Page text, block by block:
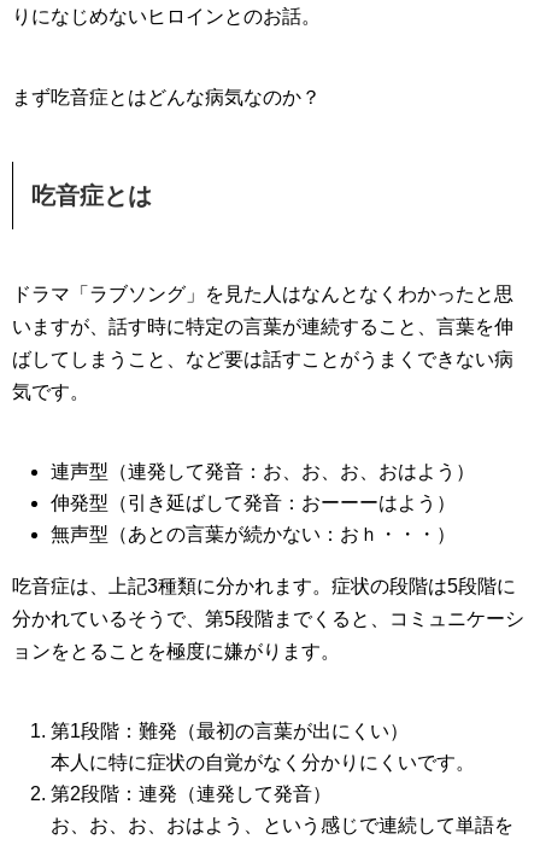
りになじめないヒロインとのお話。
まず吃音症とはどんな病気なのか？
吃音症とは
ドラマ「ラブソング」を見た人はなんとなくわかったと思
いますが、 話す時に特定の言葉が連続すること
言葉を伸
ばしてしまうこと
、など要は話すことがうまくできない病
気です。
連声型（連発して発音：お、お、お、おはよう）
伸発型（引き延ばして発音：おーーーはよう）
無声型（あとの言葉が続かない：おｈ・・・）
吃音症は、上記3種類に分かれます。症状の段階は5段階に
分かれているそうで、第5段階までくると、コミュニケーシ
ョンをとることを極度に嫌がります。
第1段階：難発（最初の言葉が出にくい）
本人に特に症状の自覚がなく分かりにくいです。
第2段階：連発（連発して発音）
お、お、お、おはよう、という感じで連続して単語を